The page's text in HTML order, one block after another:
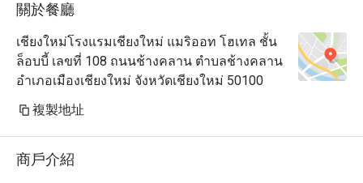
關於餐廳
เชียงใหม่โรงแรมเชียงใหม่ แมริออท โฮเทล ชั้น
ล็อบบี้ เลขที่ 108 ถนนช้างคลาน ตำบลช้างคลาน
อำเภอเมืองเชียงใหม่ จังหวัดเชียงใหม่ 50100
複製地址
商戶介紹